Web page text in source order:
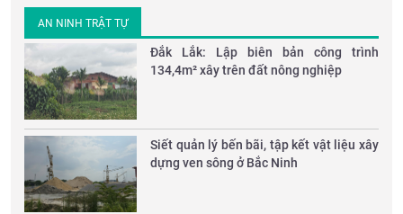
AN NINH TRẬT TỰ
Đắk Lắk: Lập biên bản công trình
134,4m² xây trên đất nông nghiệp
Siết quản lý bến bãi, tập kết vật liệu xây
dựng ven sông ở Bắc Ninh